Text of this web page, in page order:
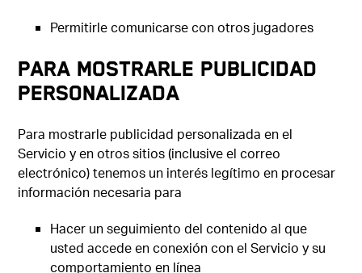
Permitirle comunicarse con otros jugadores
Para mostrarle publicidad
personalizada
Para mostrarle publicidad personalizada en el
Servicio y en otros sitios (inclusive el correo
electrónico) tenemos un interés legítimo en procesar
información necesaria para
Hacer un seguimiento del contenido al que
usted accede en conexión con el Servicio y su
comportamiento en línea